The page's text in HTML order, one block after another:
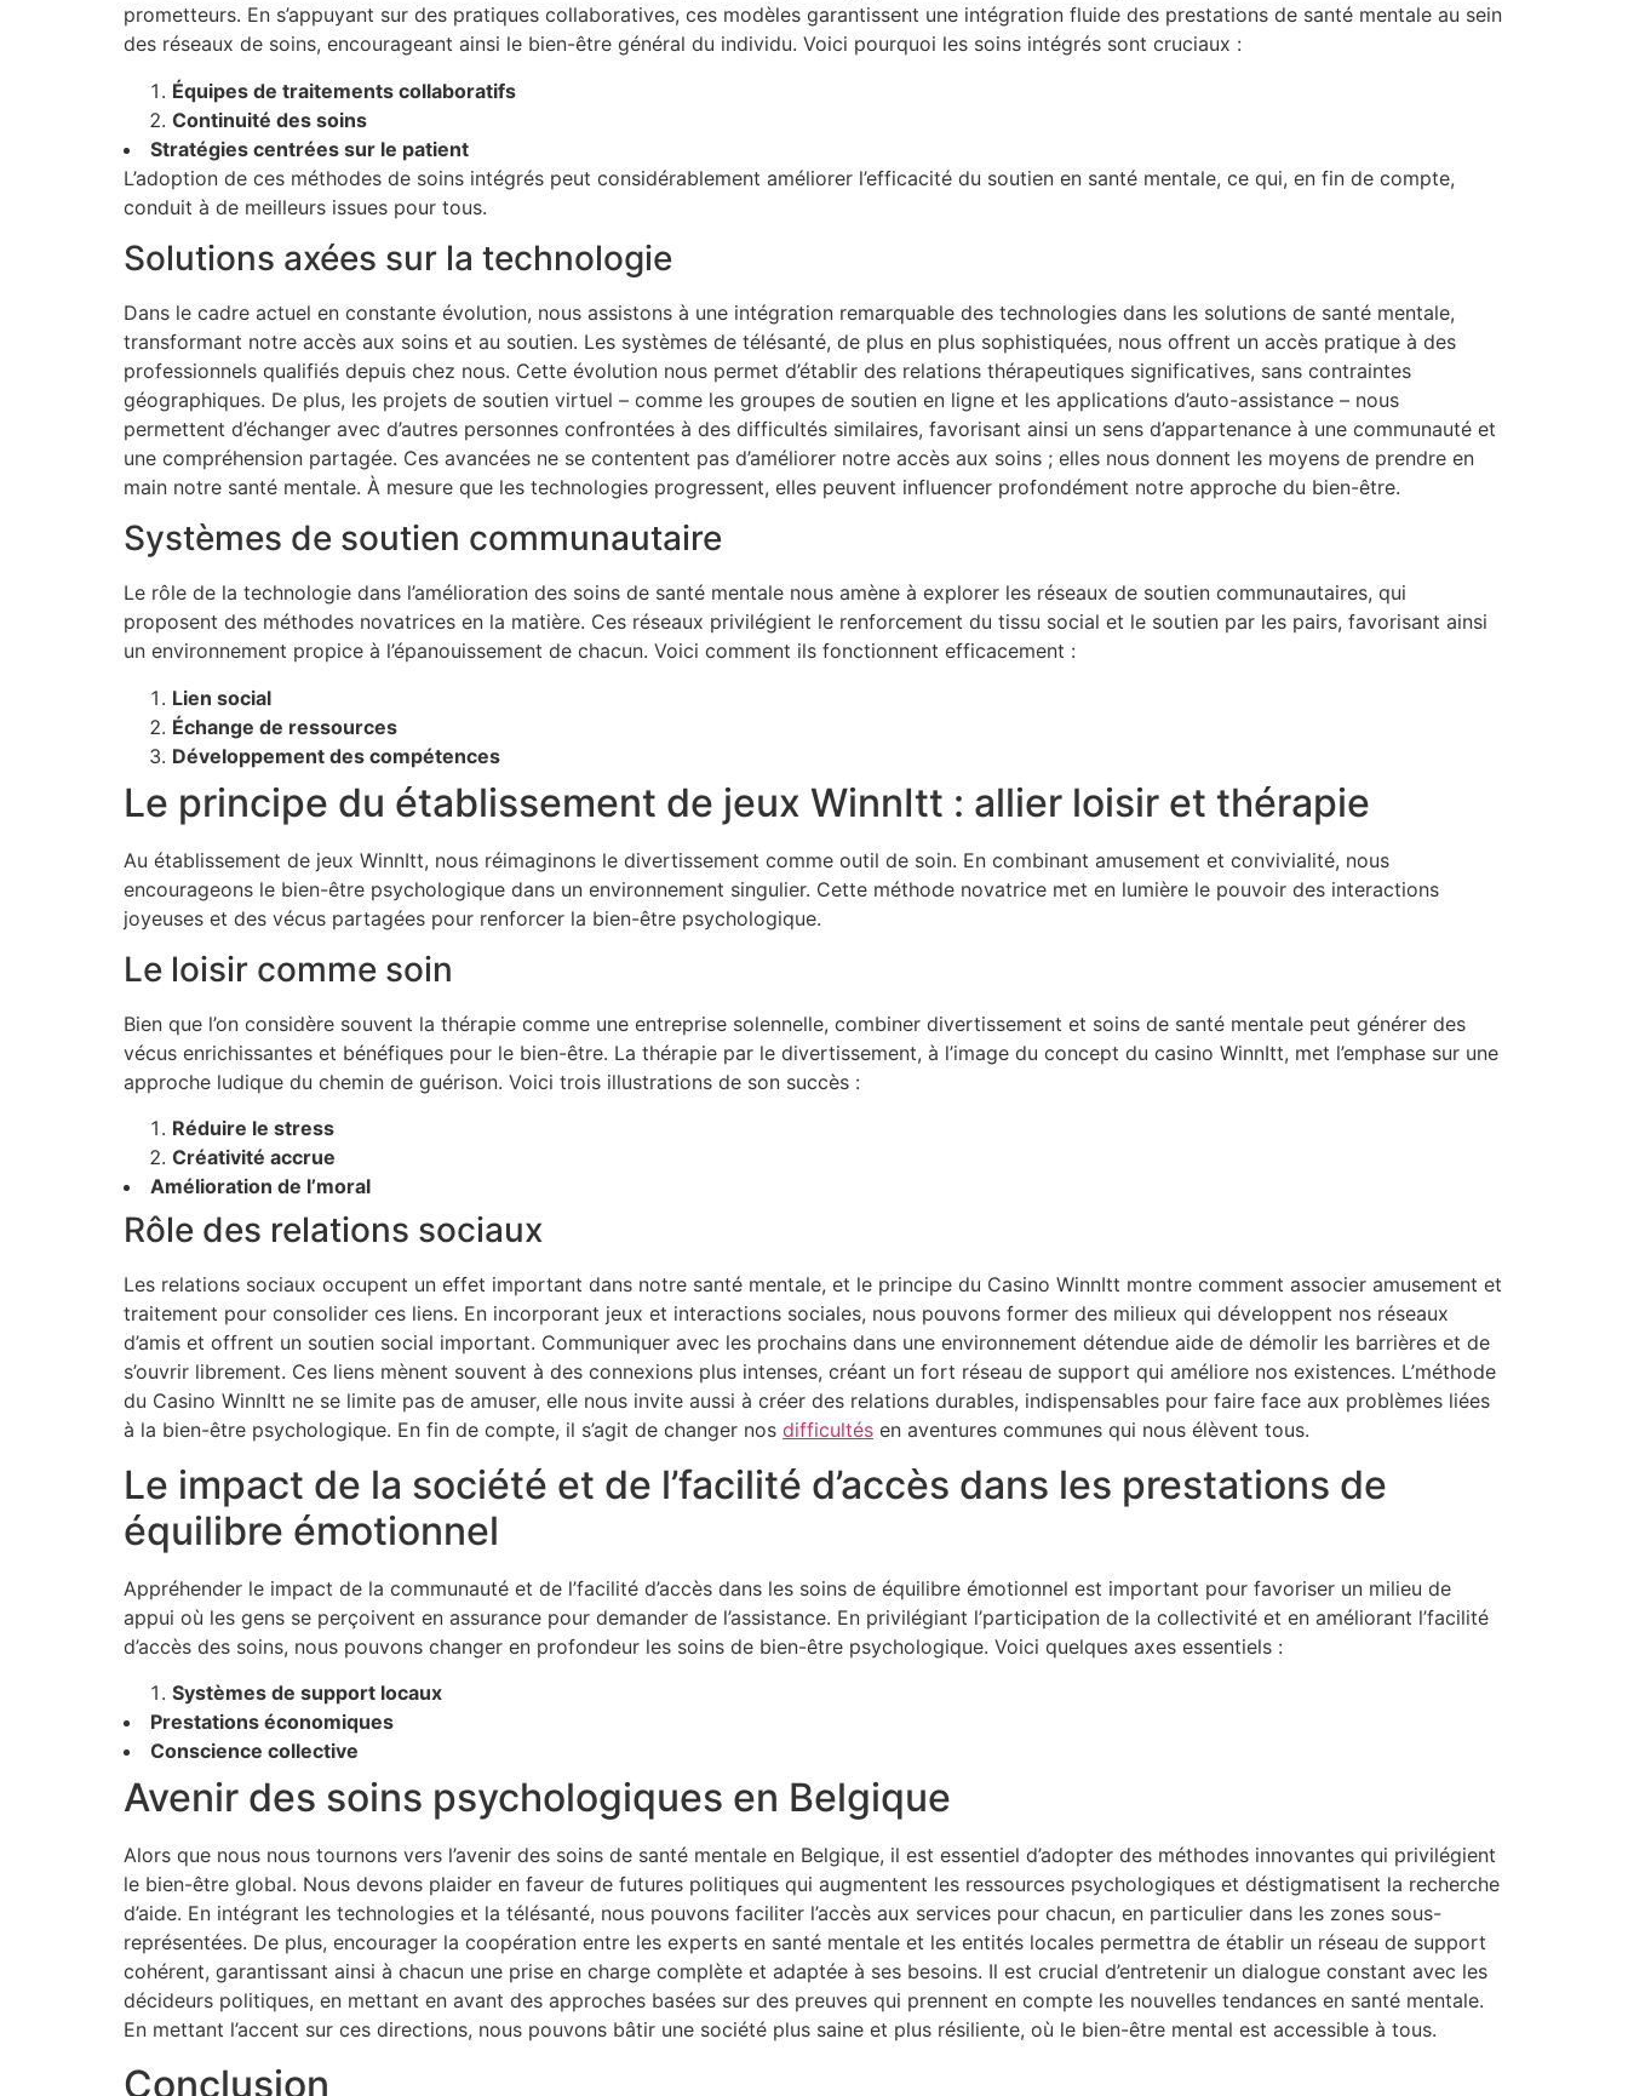
prometteurs. En s’appuyant sur des pratiques collaboratives, ces modèles garantissent une intégration fluide des prestations de santé mentale au sein
des réseaux de soins, encourageant ainsi le bien-être général du individu. Voici pourquoi les soins intégrés sont cruciaux :
Équipes de traitements collaboratifs
Continuité des soins
Stratégies centrées sur le patient
L’adoption de ces méthodes de soins intégrés peut considérablement améliorer l’efficacité du soutien en santé mentale, ce qui, en fin de compte,
conduit à de meilleurs issues pour tous.
Solutions axées sur la technologie
Dans le cadre actuel en constante évolution, nous assistons à une intégration remarquable des technologies dans les solutions de santé mentale,
transformant notre accès aux soins et au soutien. Les systèmes de télésanté, de plus en plus sophistiquées, nous offrent un accès pratique à des
professionnels qualifiés depuis chez nous. Cette évolution nous permet d’établir des relations thérapeutiques significatives, sans contraintes
géographiques. De plus, les projets de soutien virtuel – comme les groupes de soutien en ligne et les applications d’auto-assistance – nous
permettent d’échanger avec d’autres personnes confrontées à des difficultés similaires, favorisant ainsi un sens d’appartenance à une communauté et
une compréhension partagée. Ces avancées ne se contentent pas d’améliorer notre accès aux soins ; elles nous donnent les moyens de prendre en
main notre santé mentale. À mesure que les technologies progressent, elles peuvent influencer profondément notre approche du bien-être.
Systèmes de soutien communautaire
Le rôle de la technologie dans l’amélioration des soins de santé mentale nous amène à explorer les réseaux de soutien communautaires, qui
proposent des méthodes novatrices en la matière. Ces réseaux privilégient le renforcement du tissu social et le soutien par les pairs, favorisant ainsi
un environnement propice à l’épanouissement de chacun. Voici comment ils fonctionnent efficacement :
Lien social
Échange de ressources
Développement des compétences
Le principe du établissement de jeux WinnItt : allier loisir et thérapie
Au établissement de jeux WinnItt, nous réimaginons le divertissement comme outil de soin. En combinant amusement et convivialité, nous
encourageons le bien-être psychologique dans un environnement singulier. Cette méthode novatrice met en lumière le pouvoir des interactions
joyeuses et des vécus partagées pour renforcer la bien-être psychologique.
Le loisir comme soin
Bien que l’on considère souvent la thérapie comme une entreprise solennelle, combiner divertissement et soins de santé mentale peut générer des
vécus enrichissantes et bénéfiques pour le bien-être. La thérapie par le divertissement, à l’image du concept du casino WinnItt, met l’emphase sur une
approche ludique du chemin de guérison. Voici trois illustrations de son succès :
Réduire le stress
Créativité accrue
Amélioration de l’moral
Rôle des relations sociaux
Les relations sociaux occupent un effet important dans notre santé mentale, et le principe du Casino WinnItt montre comment associer amusement et
traitement pour consolider ces liens. En incorporant jeux et interactions sociales, nous pouvons former des milieux qui développent nos réseaux
d’amis et offrent un soutien social important. Communiquer avec les prochains dans une environnement détendue aide de démolir les barrières et de
s’ouvrir librement. Ces liens mènent souvent à des connexions plus intenses, créant un fort réseau de support qui améliore nos existences. L’méthode
du Casino WinnItt ne se limite pas de amuser, elle nous invite aussi à créer des relations durables, indispensables pour faire face aux problèmes liées
à la bien-être psychologique. En fin de compte, il s’agit de changer nos difficultés en aventures communes qui nous élèvent tous.
Le impact de la société et de l’facilité d’accès dans les prestations de
équilibre émotionnel
Appréhender le impact de la communauté et de l’facilité d’accès dans les soins de équilibre émotionnel est important pour favoriser un milieu de
appui où les gens se perçoivent en assurance pour demander de l’assistance. En privilégiant l’participation de la collectivité et en améliorant l’facilité
d’accès des soins, nous pouvons changer en profondeur les soins de bien-être psychologique. Voici quelques axes essentiels :
Systèmes de support locaux
Prestations économiques
Conscience collective
Avenir des soins psychologiques en Belgique
Alors que nous nous tournons vers l’avenir des soins de santé mentale en Belgique, il est essentiel d’adopter des méthodes innovantes qui privilégient
le bien-être global. Nous devons plaider en faveur de futures politiques qui augmentent les ressources psychologiques et déstigmatisent la recherche
d’aide. En intégrant les technologies et la télésanté, nous pouvons faciliter l’accès aux services pour chacun, en particulier dans les zones sous-
représentées. De plus, encourager la coopération entre les experts en santé mentale et les entités locales permettra de établir un réseau de support
cohérent, garantissant ainsi à chacun une prise en charge complète et adaptée à ses besoins. Il est crucial d’entretenir un dialogue constant avec les
décideurs politiques, en mettant en avant des approches basées sur des preuves qui prennent en compte les nouvelles tendances en santé mentale.
En mettant l’accent sur ces directions, nous pouvons bâtir une société plus saine et plus résiliente, où le bien-être mental est accessible à tous.
Conclusion